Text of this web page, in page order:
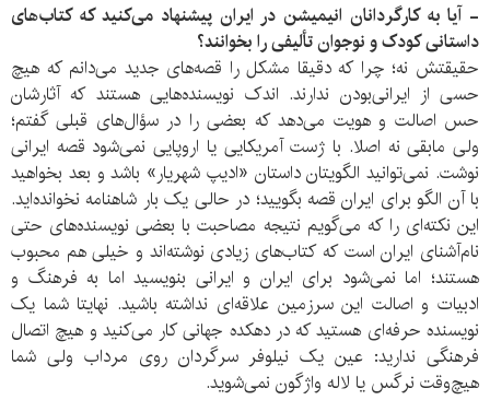
- آیا به کارگردانان انیمیشن در ایران پیشنهاد می‌کنید که کتاب‌های
داستانی کودک و نوجوان تألیفی را بخوانند؟
حقیقتش نه؛ چرا که دقیقا مشکل را قصه‌های جدید می‌دانم که هیچ
حسی از ایرانی‌بودن ندارند. اندک نویسنده‌هایی هستند که آثارشان
حس اصالت و هویت می‌دهد که بعضی را در سؤال‌های قبلی گفتم؛
ولی مابقی نه اصلا. با ژست آمریکایی یا اروپایی نمی‌شود قصه ایرانی
نوشت. نمی‌توانید الگویتان داستان «ادیپ شهریار» باشد و بعد بخواهید
با آن الگو برای ایران قصه بگویید؛ در حالی یک بار شاهنامه نخوانده‌اید.
این نکته‌ای را که می‌گویم نتیجه مصاحبت با بعضی نویسنده‌های حتی
نام‌آشنای ایران است که کتاب‌های زیادی نوشته‌اند و خیلی هم محبوب
هستند؛ اما نمی‌شود برای ایران و ایرانی بنویسید اما به فرهنگ و
ادبیات و اصالت این سرزمین علاقه‌ای نداشته باشید. نهایتا شما یک
نویسنده حرفه‌ای هستید که در دهکده جهانی کار می‌کنید و هیچ اتصال
فرهنگی ندارید: عین یک نیلوفر سرگردان روی مرداب ولی شما
هیچ‌وقت نرگس یا لاله واژگون نمی‌شوید.